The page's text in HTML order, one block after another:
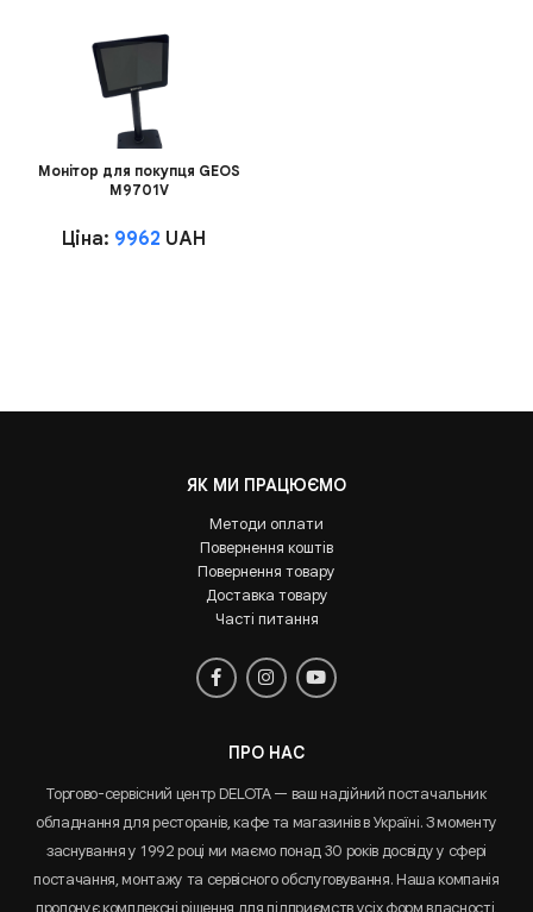
Монітор для покупця GEOS
M9701V
Ціна: 9962 UAH
ЯК МИ ПРАЦЮЄМО
Методи оплати
Повернення коштів
Повернення товару
Доставка товару
Часті питання
ПРО НАС
Торгово-сервісний центр DELOTA — ваш надійний постачальник
обладнання для ресторанів, кафе та магазинів в Україні. З моменту
заснування у 1992 році ми маємо понад 30 років досвіду у сфері
постачання, монтажу та сервісного обслуговування. Наша компанія
пропонує комплексні рішення для підприємств усіх форм власності,